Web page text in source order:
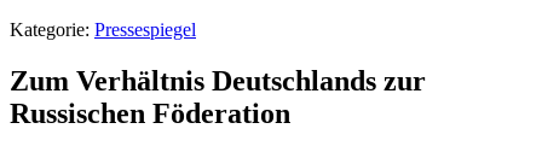
Kategorie: Pressespiegel
Zum Verhältnis Deutschlands zur
Russischen Föderation